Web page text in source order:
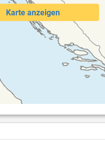
Karte anzeigen